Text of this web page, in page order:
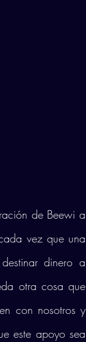
de Beewi a
vez que una
dinero a
otra cosa que
con nosotros y
este apoyo sea